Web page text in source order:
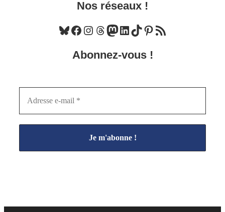
Nos réseaux !
Bluesky Facebook Instagram Threads Mastodon LinkedIn TikTok Pinterest Flux RSS
Abonnez-vous !